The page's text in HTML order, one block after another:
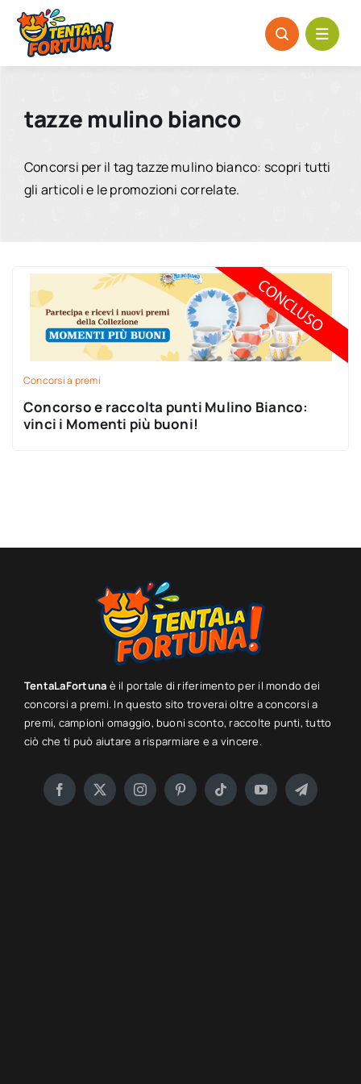
Salta
contenuto
tazze mulino bianco
Concorsi per il tag tazze mulino bianco: scopri tutti
gli articoli e le promozioni correlate.
Concorsi a premi
Concorso e raccolta punti Mulino Bianco:
vinci i Momenti più buoni!
TentaLaFortuna è il portale di riferimento per il mondo dei
concorsi a premi. In questo sito troverai oltre a concorsi a
premi, campioni omaggio, buoni sconto, raccolte punti, tutto
ciò che ti può aiutare a risparmiare e a vincere.